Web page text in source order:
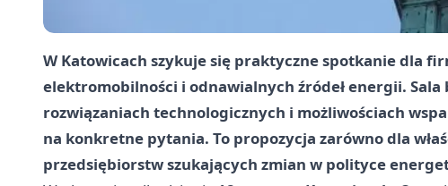
W Katowicach szykuje się praktyczne spotkanie dla
elektromobilności i odnawialnych źródeł energii.
rozwiązaniach technologicznych i możliwościach
na konkretne pytania. To propozycja zarówno dla
przedsiębiorstw szukających zmian w polityce